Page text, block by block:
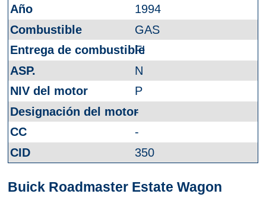
1994
GAS
FI
N
P
-
-
350
Buick Roadmaster Estate Wagon